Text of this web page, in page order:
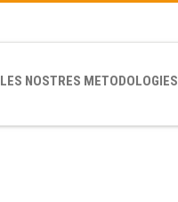
LES NOSTRES METODOLOGIES